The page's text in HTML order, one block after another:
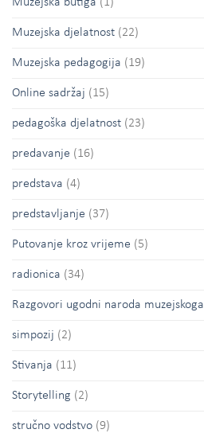
Muzejska djelatnost (22)
Muzejska pedagogija (19)
Online sadržaj (15)
pedagoška djelatnost (23)
predavanje (16)
predstava (4)
predstavljanje (37)
Putovanje kroz vrijeme (5)
radionica (34)
Razgovori ugodni naroda muzejskoga
simpozij (2)
Stivanja (11)
Storytelling (2)
stručno vodstvo (9)